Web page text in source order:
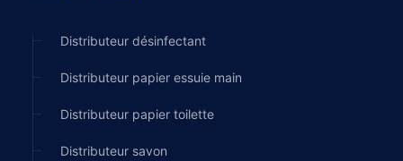
Distributeur désinfectant
Distributeur papier essuie main
Distributeur papier toilette
Distributeur savon